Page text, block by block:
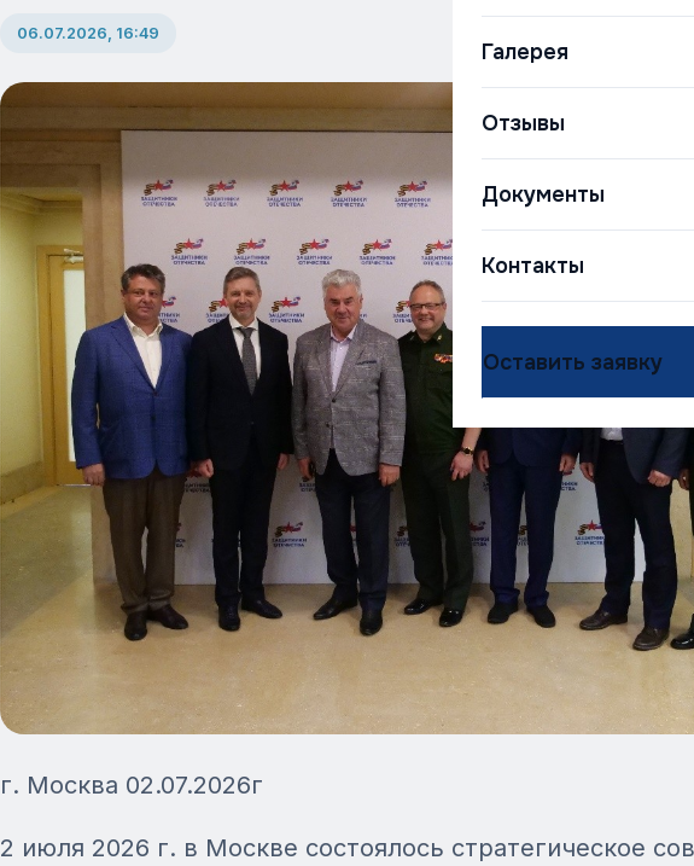
Галерея
Отзывы
Документы
Контакты
Оставить заявку
06.07.2026, 16:49
г. Москва 02.07.2026г
2 июля 2026 г. в Москве состоялось стратегическое